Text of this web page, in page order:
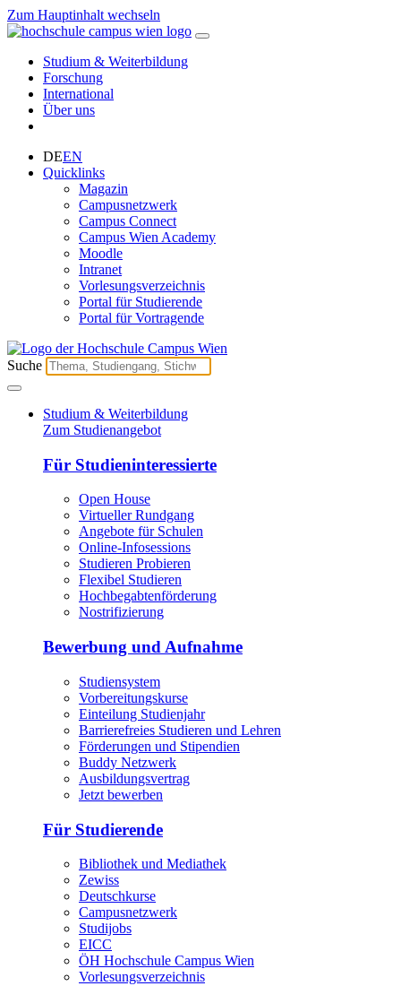
Zum Hauptinhalt wechseln
Studium & Weiterbildung
Forschung
International
Über uns
DEEN
Quicklinks
Magazin
Campusnetzwerk
Campus Connect
Campus Wien Academy
Moodle
Intranet
Vorlesungsverzeichnis
Portal für Studierende
Portal für Vortragende
Suche
Studium & Weiterbildung
Zum Studienangebot
Für Studieninteressierte
Open House
Virtueller Rundgang
Angebote für Schulen
Online-Infosessions
Studieren Probieren
Flexibel Studieren
Hochbegabtenförderung
Nostrifizierung
Bewerbung und Aufnahme
Studiensystem
Vorbereitungskurse
Einteilung Studienjahr
Barrierefreies Studieren und Lehren
Förderungen und Stipendien
Buddy Netzwerk
Ausbildungsvertrag
Jetzt bewerben
Für Studierende
Bibliothek und Mediathek
Zewiss
Deutschkurse
Campusnetzwerk
Studijobs
EICC
ÖH Hochschule Campus Wien
Vorlesungsverzeichnis